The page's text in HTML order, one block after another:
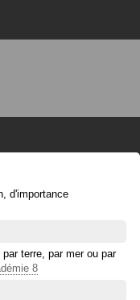
d'importance
terre, par mer ou par
8